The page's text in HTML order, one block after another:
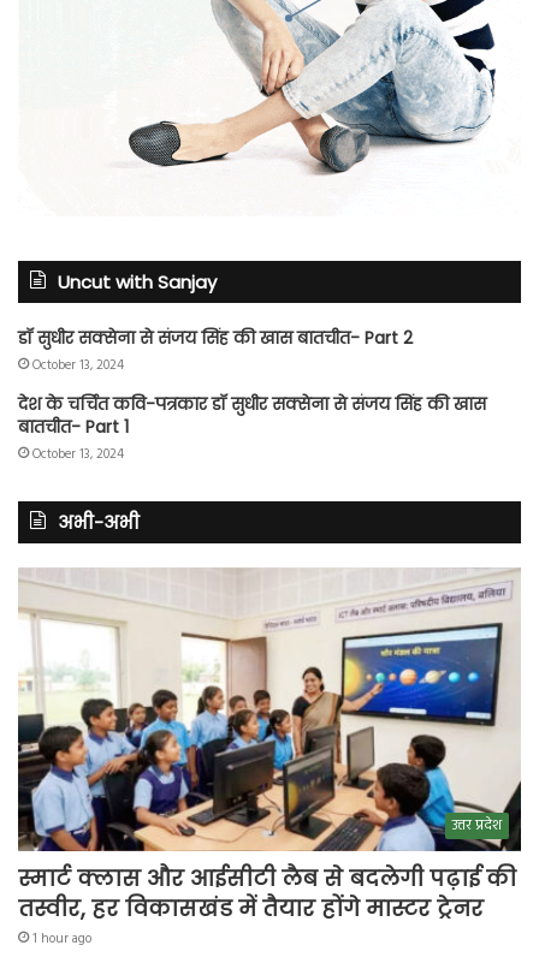
Uncut with Sanjay
डॉ सुधीर सक्सेना से संजय सिंह की खास बातचीत- Part 2
October 13, 2024
देश के चर्चित कवि-पत्रकार डॉ सुधीर सक्सेना से संजय सिंह की खास
बातचीत- Part 1
October 13, 2024
अभी-अभी
उत्तर प्रदेश
स्मार्ट क्लास और आईसीटी लैब से बदलेगी पढ़ाई की
तस्वीर, हर विकासखंड में तैयार होंगे मास्टर ट्रेनर
1 hour ago